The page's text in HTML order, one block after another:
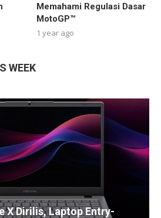
Memahami Regulasi Dasar
MotoGP™
1 year ago
WEEK
X Dirilis, Laptop Entry-